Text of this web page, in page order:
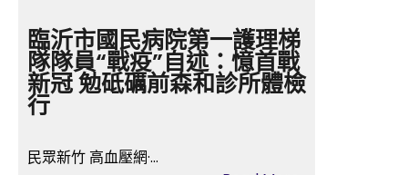
辦
公
室
的，
今
晚
我
臨沂市國民病院第一護理梯
隊隊員“戰疫”自述：憶首戰
新冠 勉砥礪前森和診所體檢
行
民眾新竹 高血壓網·…